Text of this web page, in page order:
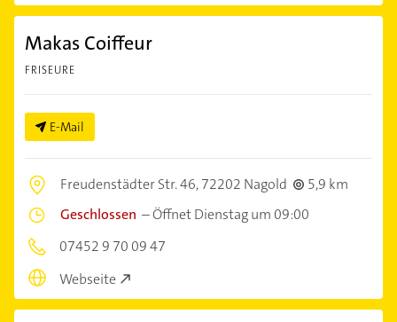
Makas Coiffeur
FRISEURE
E-Mail
Freudenstädter Str. 46,72202 Nagold
5,9 km
Geschlossen –Öffnet Dienstag um 09:00
07452 9 70 09 47
Webseite